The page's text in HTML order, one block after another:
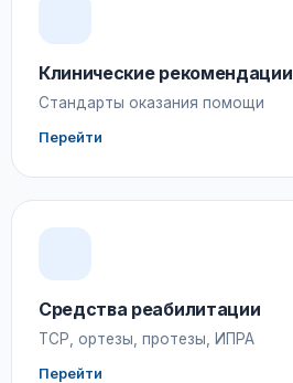
Клинические рекомендации
Стандарты оказания помощи
Перейти
Средства реабилитации
ТСР, ортезы, протезы, ИПРА
Перейти